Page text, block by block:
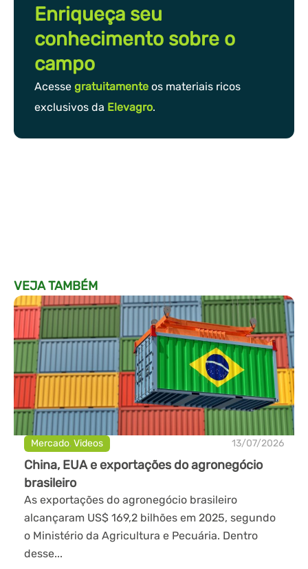
Enriqueça seu
conhecimento sobre o
campo
Acesse gratuitamente os materiais ricos
exclusivos da Elevagro.
VEJA TAMBÉM
Mercado,Videos 13/07/2026
China, EUA e exportações do agronegócio
brasileiro
As exportações do agronegócio brasileiro
alcançaram US$ 169,2 bilhões em 2025, segundo
o Ministério da Agricultura e Pecuária. Dentro
desse...